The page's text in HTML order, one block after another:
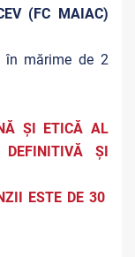
(FC MAIAC)
în mărime de 2
ȘI ETICĂ AL
DEFINITIVĂ ŞI
ESTE DE 30